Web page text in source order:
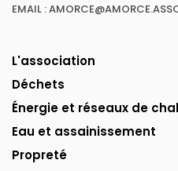
EMAIL :
L'association
Déchets
Énergie et réseaux de
Eau et assainissement
Propreté